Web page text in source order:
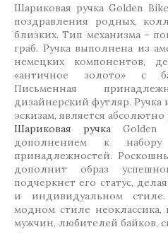
Шариковая ручка Golden
поздравления родных,
близких. Тип механизма –
граб. Ручка выполнена из
немецких компонентов,
«античное золото» с
Письменная
дизайнерский футляр. Ручка
эскизам, является
Шариковая ручка Golden
дополнением к набору
принадлежностей.
дополнит образ
подчеркнет его статус,
и индивидуальном
модном стиле
мужчин, любителей байков,